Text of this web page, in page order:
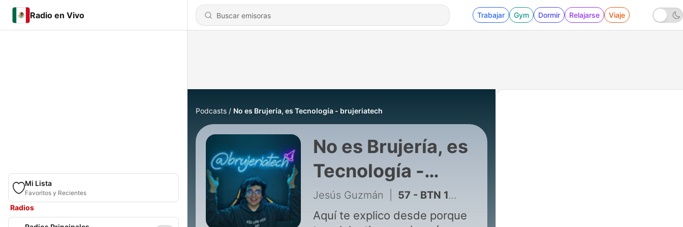
Radio en Vivo Trabajar Gym Dormir Relajarse Viaje
Mi Lista
Favoritos y Recientes
Radios
Podcasts No es Brujería, es Tecnología - brujeriatech
No es Brujería, es
Tecnología -
brujeriatech
Jesús Guzmán 57 - BTN 1.13 // noticiasTech = Xbox bloqueará accesorios, Instagram sera de paga, nuevos chatbots y muchos lanzamientos para devs
Aquí te explico desde porque